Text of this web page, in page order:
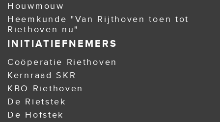
Houwmouw
Heemkunde "Van Rijthoven toen tot
Riethoven nu"
INITIATIEFNEMERS
Coöperatie Riethoven
Kernraad SKR
KBO Riethoven
De Rietstek
De Hofstek